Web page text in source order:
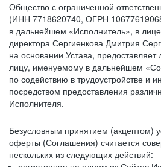
Общество с ограниченной
(ИНН 7718620740, ОГРН
в дальнейшем «Исполнитель», в
директора Сергиенкова Дмитрия
на основании Устава,
лицу, именуемому в дальнейшем
по содействию в трудоустройстве и
посредством предоставления
Исполнителя.
Безусловным принятием (акцептом)
оферты (Соглашения) считается
нескольких из следующих действий: